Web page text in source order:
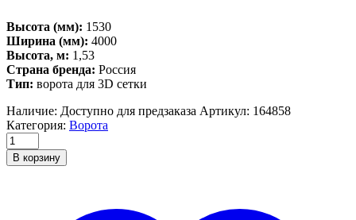
Высота (мм): 1530
Ширина (мм): 4000
Высота, м: 1,53
Страна бренда: Россия
Тип: ворота для 3D сетки
Наличие: Доступно для предзаказа Артикул: 164858
Категория: Ворота
Ворота
Medium
New
В корзину